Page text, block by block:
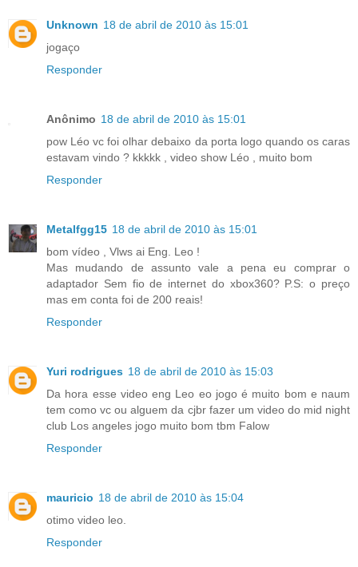
Unknown 18 de abril de 2010 às 15:01
jogaço
Responder
Anônimo 18 de abril de 2010 às 15:01
pow Léo vc foi olhar debaixo da porta logo quando os caras
estavam vindo ? kkkkk , video show Léo , muito bom
Responder
Metalfgg15 18 de abril de 2010 às 15:01
bom vídeo , Vlws ai Eng. Leo !
Mas mudando de assunto vale a pena eu comprar o
adaptador Sem fio de internet do xbox360? P.S: o preço
mas em conta foi de 200 reais!
Responder
Yuri rodrigues 18 de abril de 2010 às 15:03
Da hora esse video eng Leo eo jogo é muito bom e naum
tem como vc ou alguem da cjbr fazer um video do mid night
club Los angeles jogo muito bom tbm Falow
Responder
mauricio 18 de abril de 2010 às 15:04
otimo video leo.
Responder